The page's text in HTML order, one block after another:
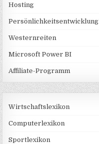
Hosting
Persönlichkeitsentwicklung
Westernreiten
Microsoft Power BI
Affiliate-Programm
Wirtschaftslexikon
Computerlexikon
Sportlexikon